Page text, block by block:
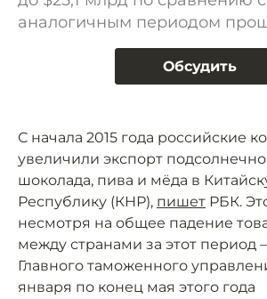
аналогичным периодом
Обсудить
С начала 2015 года российские
увеличили экспорт
шоколада, пива и мёда в
Республику (КНР), пишет РБК.
несмотря на общее падение
между странами за этот
Главного таможенного
января по конец мая этого года